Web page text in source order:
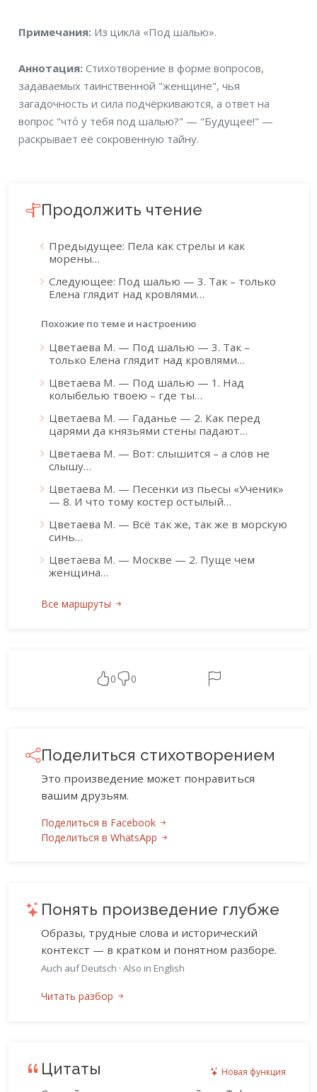
Примечания
Примечания: Из цикла «Под шалью».
Аннотация
Аннотация:Стихотворение в форме вопросов,
задаваемых таинственной "женщине", чья
загадочность и сила подчёркиваются, а ответ на
вопрос "что́ у тебя под шалью?" — "Будущее!" —
раскрывает её сокровенную тайну.
Продолжить чтение
Предыдущее: Пела как стрелы и как
морены…
Следующее: Под шалью — 3. Так – только
Елена глядит над кровлями…
Похожие по теме и настроению
Цветаева М. — Под шалью — 3. Так –
только Елена глядит над кровлями…
Цветаева М. — Под шалью — 1. Над
колыбелью твоею – где ты…
Цветаева М. — Гаданье — 2. Как перед
царями да князьями стены падают…
Цветаева М. — Вот: слышится – а слов не
слышу…
Цветаева М. — Песенки из пьесы «Ученик»
— 8. И что тому костер остылый…
Цветаева М. — Всё так же, так же в морскую
синь…
Цветаева М. — Москве — 2. Пуще чем
женщина…
Все маршруты
0 0
Поделиться стихотворением
Это произведение может понравиться
вашим друзьям.
Поделиться в Facebook
Поделиться в WhatsApp
Понять произведение глубже
Образы, трудные слова и исторический
контекст — в кратком и понятном разборе.
Auch auf Deutsch · Also in English
Читать разбор
Цитаты Новая функция